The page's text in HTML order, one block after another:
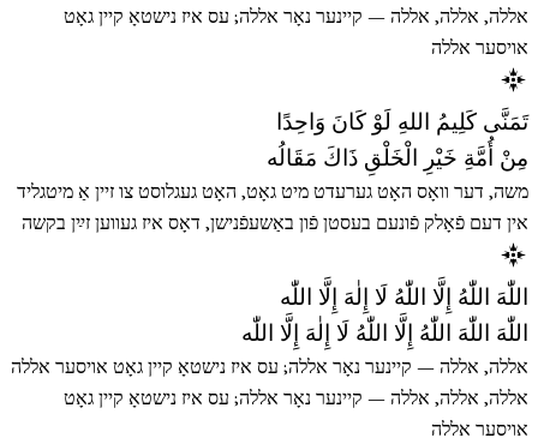
אללה, אללה, אללה — קיינער נאָר אללה; עס איז נישטאָ קיין גאָט
אויסער אללה
تَمَنَّى كَلِيمُ اللهِ لَوْ كَانَ وَاحِدًا
مِنْ أُمَّةِ خَيْرِ الْخَلْقِ ذَاكَ مَقَالُه
משה, דער וואָס האָט גערעדט מיט גאָט, האָט געגלוסט צו זיין אַ מיטגליד
אין דעם פֿאָלק פֿונעם בעסטן פֿון באַשעפֿנישן, דאָס איז געווען זײַן בקשה
اللّٰهَ اللّٰهُ إِلَّا اللّٰهُ لَا إِلٰهَ إِلَّا اللّٰه
اللّٰهَ اللّٰهَ اللّٰهُ إِلَّا اللّٰهُ لَا إِلٰهَ إِلَّا اللّٰه
אללה, אללה — קיינער נאָר אללה; עס איז נישטאָ קיין גאָט אויסער אללה
אללה, אללה, אללה — קיינער נאָר אללה; עס איז נישטאָ קיין גאָט
אויסער אללה